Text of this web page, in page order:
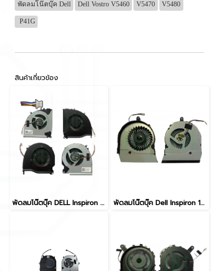
พัดลมโน๊ตบุ๊ค Dell Dell Vostro V5460 V5470 V5480
P41G
สินค้าเกี่ยวข้อง
พัดลมโน๊ตบุ๊ค DELL Inspiron 15-7000 serie พัดลมโน๊ตบุ๊ค Dell Inspiron 15-5567